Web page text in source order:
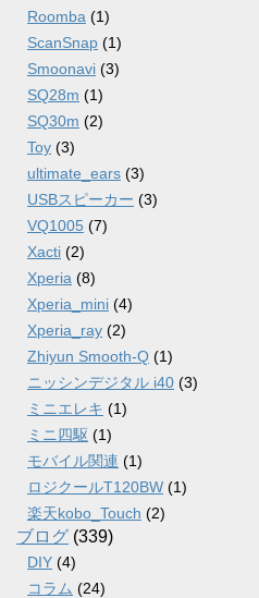
Roomba (1)
ScanSnap (1)
Smoonavi (3)
SQ28m (1)
SQ30m (2)
Toy (3)
ultimate_ears (3)
USBスピーカー (3)
VQ1005 (7)
Xacti (2)
Xperia (8)
Xperia_mini (4)
Xperia_ray (2)
Zhiyun Smooth-Q (1)
ニッシンデジタル i40 (3)
ミニエレキ (1)
ミニ四駆 (1)
モバイル関連 (1)
ロジクールT120BW (1)
楽天kobo_Touch (2)
ブログ (339)
DIY (4)
コラム (24)